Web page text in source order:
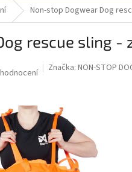
Non-stop Dogwear Dog
rescue sling -
Značka: NON-STOP